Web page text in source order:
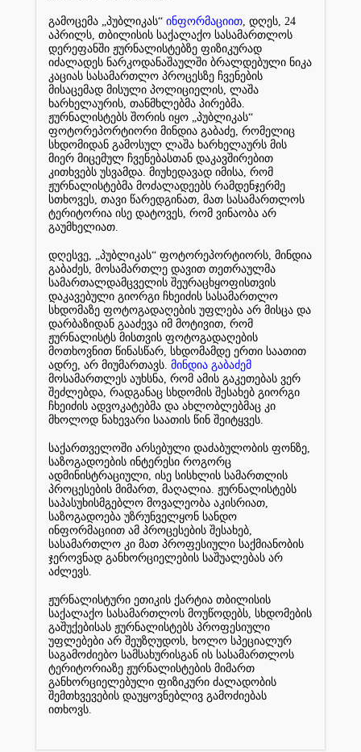
გამოცემა პუბლიკას“ ინფორმაციით დღეს , 24
აპრილს თბილისის საქალაქო სასამართლოს
დერეფანში ჟურნალისტებზე ფიზიკურად
იძალადეს ნარკოდანაშაულში ბრალდებული ნიკა
კაციას სასამართლო პროცესზე ჩვენების
მისაცემად მისული პოლიციელის ლაშა
ხარხელაურის თანმხლებმა პირებმა
ჟურნალისტებს შორის იყო პუბლიკას“
ფოტორეპორტიორი მინდია გაბაძე რომელიც
სხდომიდან გამოსულ ლაშა ხარხელაურს მის
მიერ მიცემულ ჩვენებასთან დაკავშირებით
კითხვებს უსვამდა მიუხედავად იმისა რომ
ჟურნალისტებმა მოძალადეებს რამდენჯერმე
სთხოვეს თავი წარედგინათ მათ სასამართლოს
ტერიტორია ისე დატოვეს რომ ვინაობა არ
გაუმხელიათ
დღესვე პუბლიკას“ ფოტორეპორტიორს მინდია
გაბაძეს მოსამართლე დავით თეთრაულმა
სამართალდამცველის შეურაცხყოფისთვის
დაკავებული გიორგი ჩხეიძის სასამართლო
სხდომაზე ფოტოგადაღების უფლება არ მისცა და
დარბაზიდან გააძევა იმ მოტივით რომ
ჟურნალისტს მისთვის ფოტოგადაღების
მოთხოვნით წინასწარ სხდომამდე ერთი საათით
ადრე არ მიუმართავს მინდია გაბაძემ
მოსამართლეს აუხსნა რომ ამის გაკეთებას ვერ
შეძლებდა რადგანაც სხდომის შესახებ გიორგი
ჩხეიძის ადვოკატებმა და ახლობლებმაც კი
მხოლოდ ნახევარი საათის წინ შეიტყვეს
საქართველოში არსებული დაძაბულობის ფონზე
საზოგადოების ინტერესი როგორც
ადმინისტრაციული ისე სისხლის სამართლის
პროცესების მიმართ მაღალია ჟურნალისტებს
საპასუხისმგებლო მოვალეობა აკისრიათ
საზოგადოება უზრუნველყონ სანდო
ინფორმაციით ამ პროცესების შესახებ
სასამართლო კი მათ პროფესიული საქმიანობის
ჯეროვნად განხორციელების საშუალებას არ
აძლევს
ჟურნალისტური ეთიკის ქარტია თბილისის
საქალაქო სასამართლოს მოუწოდებს სხდომების
გაშუქებისას ჟურნალისტებს პროფესიული
უფლებები არ შეუზღუდოს ხოლო სპეციალურ
საგამოძიებო სამსახურისგან ის სასამართლოს
ტერიტორიაზე ჟურნალისტების მიმართ
განხორციელებული ფიზიკური ძალადობის
შემთხვევების დაუყოვნებლივ გამოძიებას
ითხოვს